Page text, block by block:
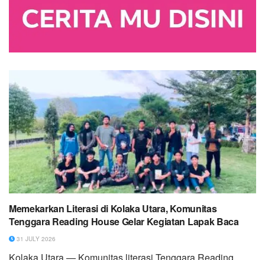
Memekarkan Literasi di Kolaka Utara, Komunitas
Tenggara Reading House Gelar Kegiatan Lapak Baca
31 JULY 2026